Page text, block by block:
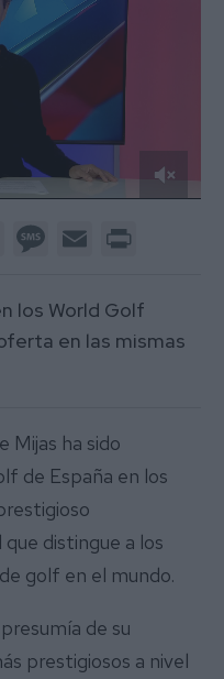
WhatsAppMessage
Email
los World Golf
en las mismas
Mijas ha sido
de España en los
distingue a los
golf en el mundo.
de su
prestigiosos a nivel